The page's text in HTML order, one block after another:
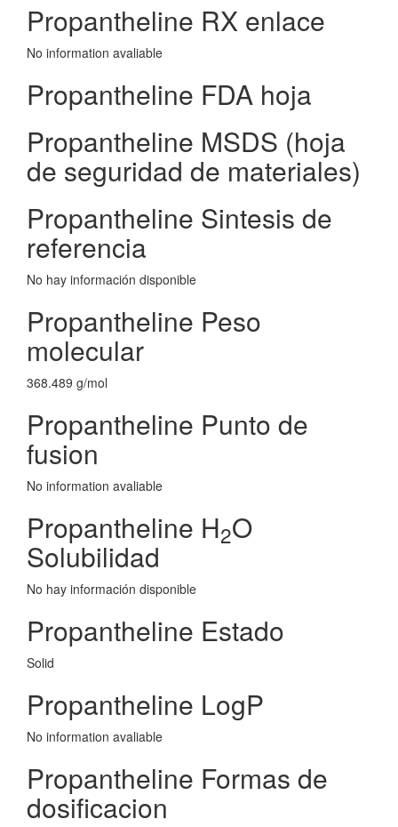
Propantheline RX enlace
No information avaliable
Propantheline FDA hoja
Propantheline MSDS (hoja
de seguridad de materiales)
Propantheline Sintesis de
referencia
No hay información disponible
Propantheline Peso
molecular
368.489 g/mol
Propantheline Punto de
fusion
No information avaliable
Propantheline H2O
Solubilidad
No hay información disponible
Propantheline Estado
Solid
Propantheline LogP
No information avaliable
Propantheline Formas de
dosificacion